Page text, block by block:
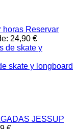
Reservar
24,90 €
skate y longboard
JESSUP